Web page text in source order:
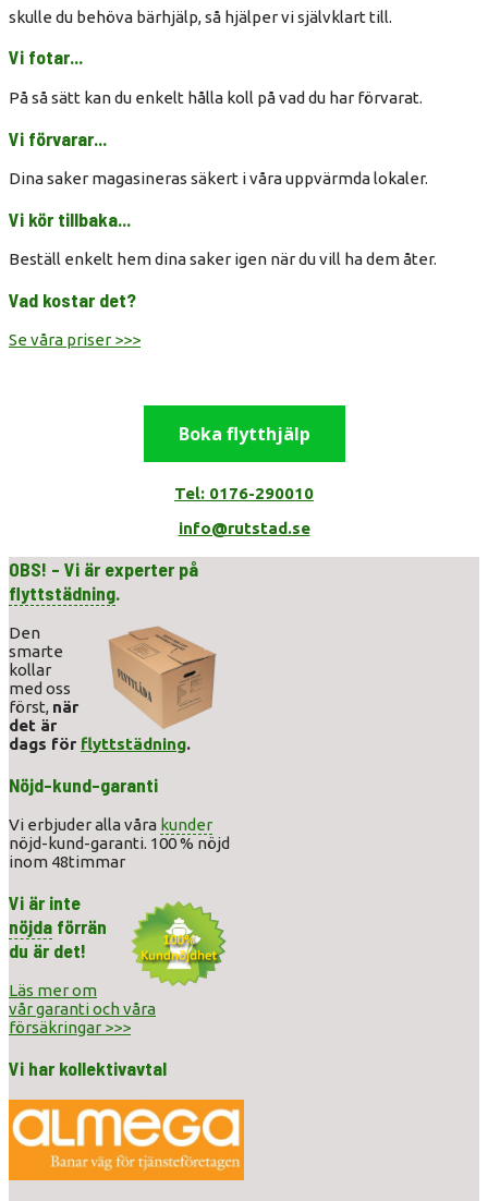
skulle du behöva bärhjälp, så hjälper vi självklart till.
Vi fotar...
På så sätt kan du enkelt hålla koll på vad du har förvarat.
Vi förvarar...
Dina saker magasineras säkert i våra uppvärmda lokaler.
Vi kör tillbaka...
Beställ enkelt hem dina saker igen när du vill ha dem åter.
Vad kostar det?
Se våra priser >>>
Boka flytthjälp
Tel: 0176-290010
info@rutstad.se
OBS! - Vi är experter på
flyttstädning.
Den
smarte
kollar
med oss
först, när
det är
dags för flyttstädning.
Nöjd-kund-garanti
Vi erbjuder alla våra kunder
nöjd-kund-garanti. 100 % nöjd
inom 48timmar
Vi är inte
nöjda förrän
du är det!
Läs mer om
vår garanti och våra
försäkringar >>>
Vi har kollektivavtal